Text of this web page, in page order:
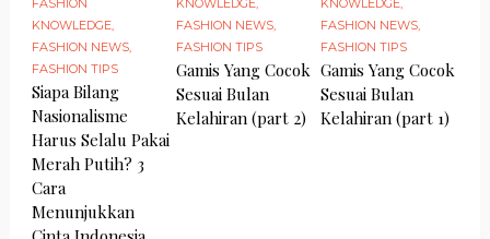
FASHION
KNOWLEDGE,
FASHION NEWS,
FASHION TIPS
Siapa Bilang
Nasionalisme
Harus Selalu Pakai
Merah Putih? 3
Cara
Menunjukkan
KNOWLEDGE,
FASHION NEWS,
FASHION TIPS
Gamis Yang Cocok
Sesuai Bulan
Kelahiran (part 2)
KNOWLEDGE,
FASHION NEWS,
FASHION TIPS
Gamis Yang Cocok
Sesuai Bulan
Kelahiran (part 1)